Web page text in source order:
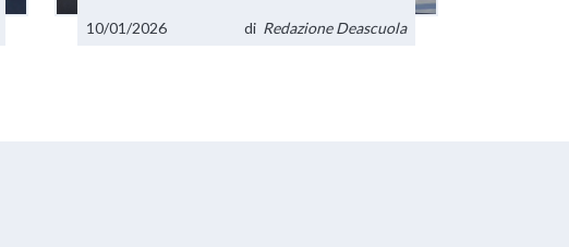
10/01/2026 di Redazione Deascuola